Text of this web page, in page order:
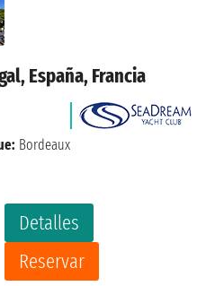
España, Francia
Detalles
Reservar
Bordeaux